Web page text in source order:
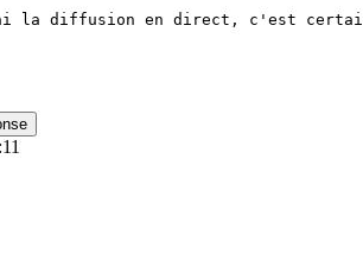
la diffusion en direct, c'est